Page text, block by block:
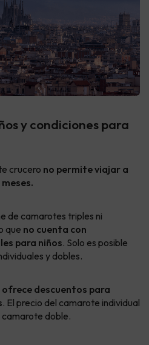
y condiciones para
crucero no permite viajar a
de camarotes triples ni
que no cuenta con
para niños. Solo es posible
y dobles.
descuentos para
. El precio del camarote individual
camarote doble.